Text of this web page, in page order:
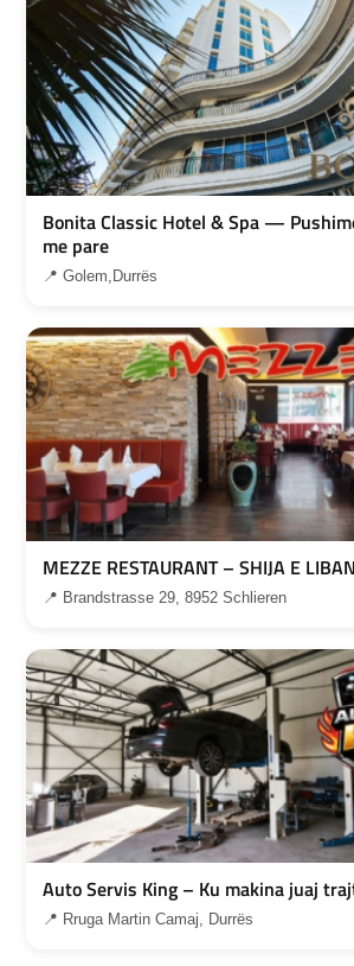
Bonita Classic Hotel & Spa —
me pare
📍 Golem,Durrës
MEZZE RESTAURANT – SHIJA E
📍 Brandstrasse 29, 8952 Schlieren
Auto Servis King – Ku makina juaj
📍 Rruga Martin Camaj, Durrës